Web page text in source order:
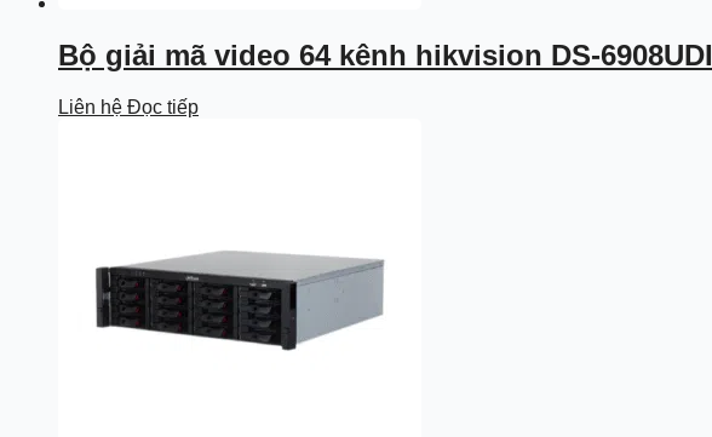
Bộ giải mã video 64 kênh hikvision DS-6908UDI
Liên hệ Đọc tiếp